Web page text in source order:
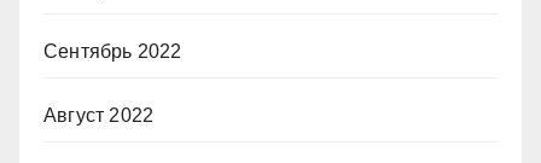
Сентябрь 2022
Август 2022